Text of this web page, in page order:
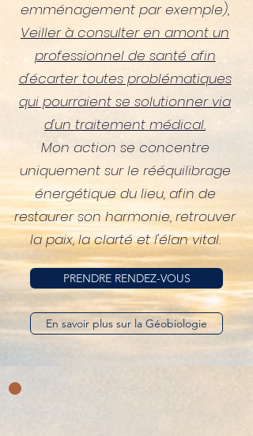
emménagement par exemple),
Veiller à consulter en amont un
professionnel de santé afin
d'écarter toutes problématiques
qui pourraient se solutionner via
d'un traitement médical.
Mon action se concentre
uniquement sur le rééquilibrage
énergétique du lieu, afin de
restaurer son harmonie, retrouver
la paix, la clarté et l'élan vital.
PRENDRE RENDEZ-VOUS
En savoir plus sur la Géobiologie